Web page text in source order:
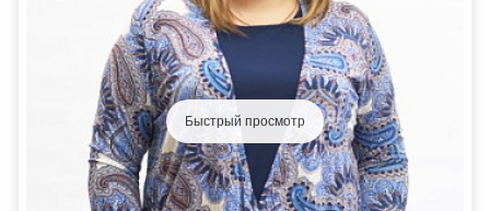
Быстрый просмотр